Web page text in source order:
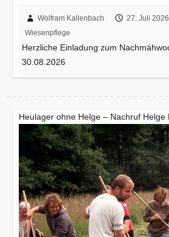
Wolfram Kallenbach 27. Juli 2026
Wiesenpflege
Herzliche Einladung zum
30.08.2026
Heulager ohne Helge – Nachruf Helge